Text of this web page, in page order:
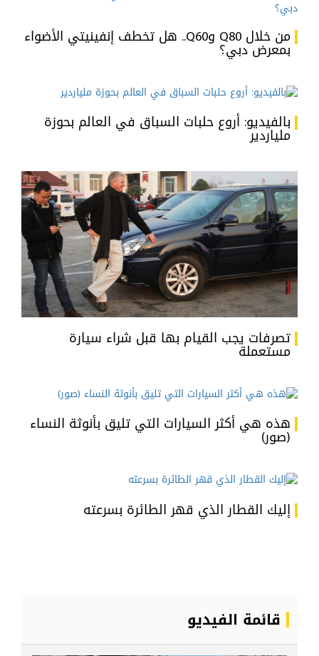
من خلال Q80 وQ60.. هل تخطف إنفينيتي الأضواء
بمعرض دبي؟
بالفيديو: أروع حلبات السباق في العالم بحوزة
ملياردير
تصرفات يجب القيام بها قبل شراء سيارة
مستعملة
هذه هي أكثر السيارات التي تليق بأنوثة النساء
(صور)
إليك القطار الذي قهر الطائرة بسرعته
قائمة الفيديو